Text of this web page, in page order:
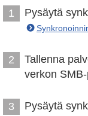
1 Pysäytä
2
Tallenna
verkon
3 Pysäytä